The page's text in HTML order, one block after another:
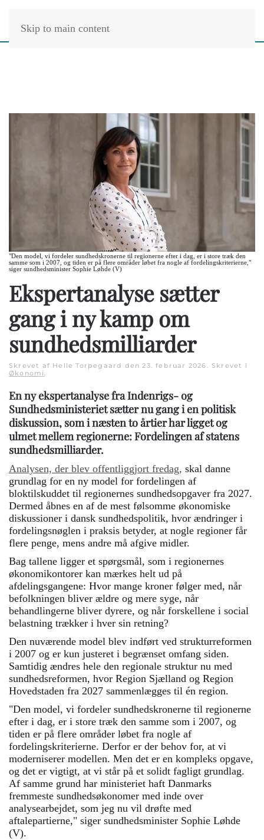
Skip to main content
"Den model, vi fordeler sundhedskronerne til regionerne efter i dag, er i store træk den
samme som i 2007, og tiden er på flere områder løbet fra nogle af fordelingskriterierne,"
siger sundhedsminister Sophie Løhde (V)
Ekspertanalyse sætter
gang i ny kamp om
sundhedsmilliarder
Skrevet af Helle Torpegaard den23. februar 2026. Skrevet i
Økonomi.
En ny ekspertanalyse fra Indenrigs- og
Sundhedsministeriet sætter nu gang i en politisk
diskussion, som i næsten to årtier har ligget og
ulmet mellem regionerne: Fordelingen af statens
sundhedsmilliarder.
Analysen, der blev offentliggjort fredag, skal danne
grundlag for en ny model for fordelingen af
bloktilskuddet til regionernes sundhedsopgaver fra 2027.
Dermed åbnes en af de mest følsomme økonomiske
diskussioner i dansk sundhedspolitik, hvor ændringer i
fordelingsnøglen i praksis betyder, at nogle regioner får
flere penge, mens andre må afgive midler.
Bag tallene ligger et spørgsmål, som i regionernes
økonomikontorer kan mærkes helt ud på
afdelingsgangene: Hvor mange kroner følger med, når
befolkningen bliver ældre og mere syge, når
behandlingerne bliver dyrere, og når forskellene i social
belastning trækker i hver sin retning?
Den nuværende model blev indført ved strukturreformen
i 2007 og er kun justeret i begrænset omfang siden.
Samtidig ændres hele den regionale struktur nu med
sundhedsreformen, hvor Region Sjælland og Region
Hovedstaden fra 2027 sammenlægges til én region.
"Den model, vi fordeler sundhedskronerne til regionerne
efter i dag, er i store træk den samme som i 2007, og
tiden er på flere områder løbet fra nogle af
fordelingskriterierne. Derfor er der behov for, at vi
moderniserer modellen. Men det er en kompleks opgave,
og det er vigtigt, at vi står på et solidt fagligt grundlag.
Af samme grund har ministeriet haft Danmarks
fremmeste sundhedsøkonomer med inde over
analysearbejdet, som jeg nu vil drøfte med
aftalepartierne," siger sundhedsminister Sophie Løhde
(V).